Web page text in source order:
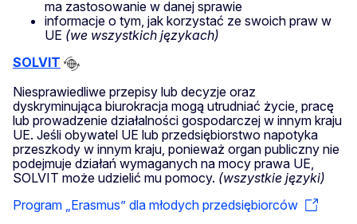
ma zastosowanie w danej sprawie
informacje o tym, jak korzystać ze swoich praw w
UE (we wszystkich językach)
SOLVIT
Niesprawiedliwe przepisy lub decyzje oraz
dyskryminująca biurokracja mogą utrudniać życie, pracę
lub prowadzenie działalności gospodarczej w innym kraju
UE. Jeśli obywatel UE lub przedsiębiorstwo napotyka
przeszkody w innym kraju, ponieważ organ publiczny nie
podejmuje działań wymaganych na mocy prawa UE,
SOLVIT może udzielić mu pomocy. (wszystkie języki)
Program „Erasmus” dla młodych przedsiębiorców